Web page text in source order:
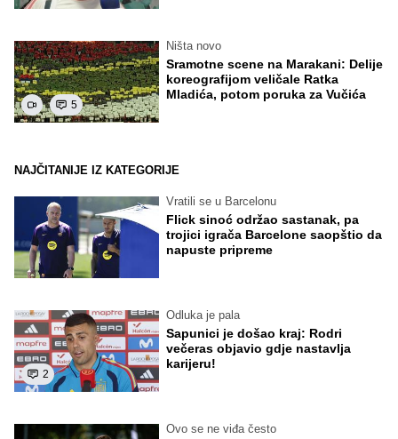
5
Ništa novo
Sramotne scene na Marakani: Delije
koreografijom veličale Ratka
Mladića, potom poruka za Vučića
NAJČITANIJE IZ KATEGORIJE
Vratili se u Barcelonu
Flick sinoć održao sastanak, pa
trojici igrača Barcelone saopštio da
napuste pripreme
2
Odluka je pala
Sapunici je došao kraj: Rodri
večeras objavio gdje nastavlja
karijeru!
Ovo se ne viđa često